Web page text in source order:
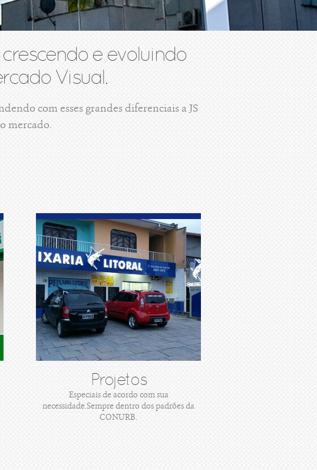
e evoluindo
Visual.
com esses grandes diferenciais a JS
mercado.
Projetos
Especiais de acordo com sua
necessidade.Sempre dentro dos padrões da
CONURB.